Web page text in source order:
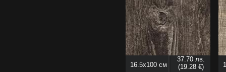
16.5x100 см
37.70 лв.
(19.28 €)